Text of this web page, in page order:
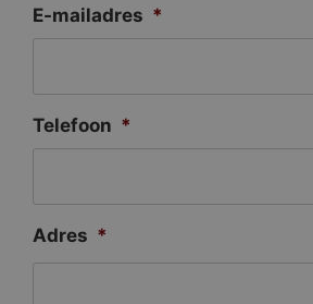
E-mailadres *
Telefoon *
Adres *